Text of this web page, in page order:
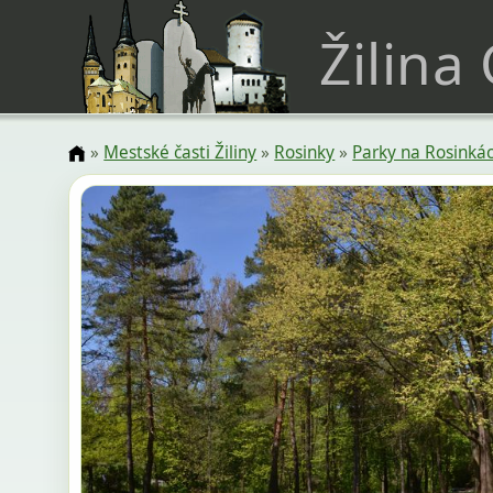
Žilina
» Mestské časti Žiliny» Rosinky» Parky na